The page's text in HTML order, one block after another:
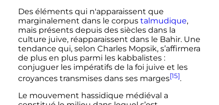
Des éléments qui n'apparaissent que
marginalement dans le corpus talmudique,
mais présents depuis des siècles dans la
culture juive, réapparaissent dans le Bahir. Une
tendance qui, selon Charles Mopsik, s’affirmera
de plus en plus parmi les kabbalistes :
conjuguer les impératifs de la foi juive et les
croyances transmises dans ses marges[15].
Le mouvement hassidique médiéval a